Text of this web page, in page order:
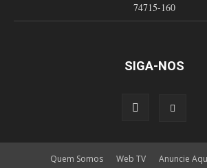
74715-160
SIGA-NOS
Quem Somos Web TV Anuncie